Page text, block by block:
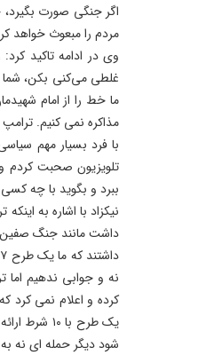
اگر جنگی صورت
مردم را مبعوث خواهد
غلطی می‌کنی بکن، شما
ما خط را از امام
مذاکره نمی کنیم.
تلویزیون صحبت کردم
ببرد و بگوید با چه
نیکزاد با اشاره به
داشت مانند جنگ صفین،
کرده و اعلام نمی
یک طرح با
شود دیگر حمله ای نه